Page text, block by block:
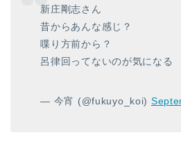
新庄剛志さん
昔からあんな感じ？
喋り方前から？
呂律回ってないのが気になる
— 今宵 (@fukuyo_koi)